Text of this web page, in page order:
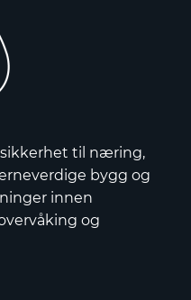
sikkerhet til næring,
bygg og
innen
og